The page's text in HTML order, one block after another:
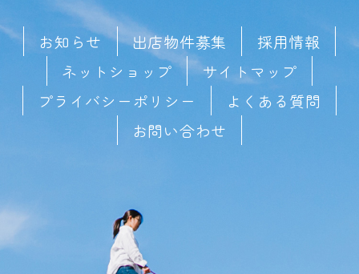
お知らせ 出店物件募集
採用情報
ネットショップ
サイトマップ
プライバシーポリシー
よくある質問
お問い合わせ